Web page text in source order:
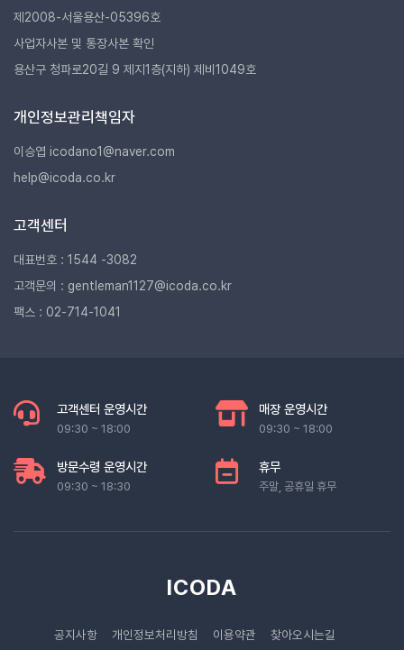
제2008-서울용산-05396호
사업자사본 및 통장사본 확인
용산구 청파로20길 9 제지1층(지하) 제비1049호
개인정보관리책임자
이승엽 icodano1@naver.com
help@icoda.co.kr
고객센터
대표번호 : 1544 -3082
고객문의 : gentleman1127@icoda.co.kr
팩스 : 02-714-1041
고객센터 운영시간
09:30 ~ 18:00
매장 운영시간
09:30 ~ 18:00
방문수령 운영시간
09:30 ~ 18:30
휴무
주말, 공휴일 휴무
ICODA
공지사항 개인정보처리방침 이용약관 찾아오시는길